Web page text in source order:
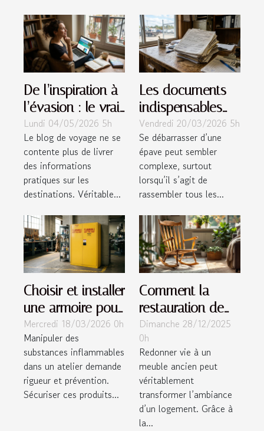
De l’inspiration à
l’évasion : le vrai
impact
émotionnel d’un
blog de voyage
Lundi 04/05/2026 5h
Le blog de voyage ne se
contente plus de livrer
des informations
pratiques sur les
destinations. Véritable...
Les documents
indispensables
pour faire enlever
une épave
Vendredi 20/03/2026 5h
Se débarrasser d’une
épave peut sembler
complexe, surtout
lorsqu’il s’agit de
rassembler tous les...
Choisir et installer
une armoire pour
inflammables
dans un atelier
Mercredi 18/03/2026 0h
Manipuler des
substances inflammables
dans un atelier demande
rigueur et prévention.
Sécuriser ces produits...
Comment la
restauration de
meubles peut
métamorphoser
votre intérieur ?
Dimanche 28/12/2025
0h
Redonner vie à un
meuble ancien peut
véritablement
transformer l’ambiance
d’un logement. Grâce à
la...